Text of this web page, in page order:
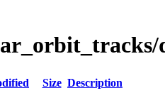
Size Description